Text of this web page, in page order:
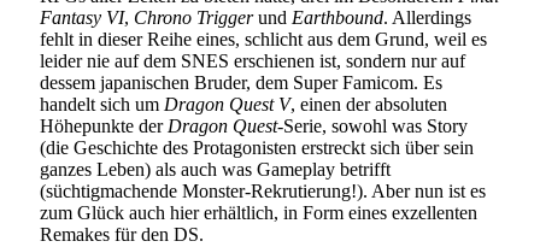
Fantasy VI, Chrono Triggerund Earthbound. Allerdings
fehlt in dieser Reihe eines, schlicht aus dem Grund, weil es
leider nie auf dem SNES erschienen ist, sondern nur auf
dessem japanischen Bruder, dem Super Famicom. Es
handelt sich um Dragon Quest V, einen der absoluten
Höhepunkte derDragon Quest-Serie, sowohl was Story
(die Geschichte des Protagonisten erstreckt sich über sein
ganzes Leben) als auch was Gameplay betrifft
(süchtigmachende Monster-Rekrutierung!). Aber nun ist es
zum Glück auch hier erhältlich, in Form eines exzellenten
Remakes für den DS.